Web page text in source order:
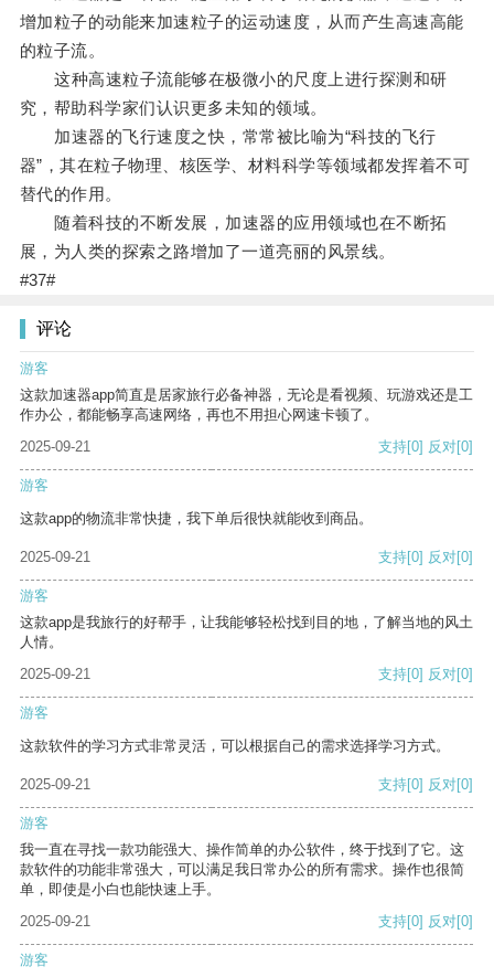
增加粒子的动能来加速粒子的运动速度，从而产生高速高能
的粒子流。
这种高速粒子流能够在极微小的尺度上进行探测和研
究，帮助科学家们认识更多未知的领域。
加速器的飞行速度之快，常常被比喻为“科技的飞行
器”，其在粒子物理、核医学、材料科学等领域都发挥着不可
替代的作用。
随着科技的不断发展，加速器的应用领域也在不断拓
展，为人类的探索之路增加了一道亮丽的风景线。
#37#
评论
游客
这款加速器app简直是居家旅行必备神器，无论是看视频、玩游戏还是工
作办公，都能畅享高速网络，再也不用担心网速卡顿了。
2025-09-21
支持[0] 反对[0]
游客
这款app的物流非常快捷，我下单后很快就能收到商品。
2025-09-21 支持[0] 反对[0]
游客
这款app是我旅行的好帮手，让我能够轻松找到目的地，了解当地的风土
人情。
2025-09-21
支持[0] 反对[0]
游客
这款软件的学习方式非常灵活，可以根据自己的需求选择学习方式。
2025-09-21 支持[0] 反对[0]
游客
我一直在寻找一款功能强大、操作简单的办公软件，终于找到了它。这
款软件的功能非常强大，可以满足我日常办公的所有需求。操作也很简
单，即使是小白也能快速上手。
2025-09-21
支持[0] 反对[0]
游客